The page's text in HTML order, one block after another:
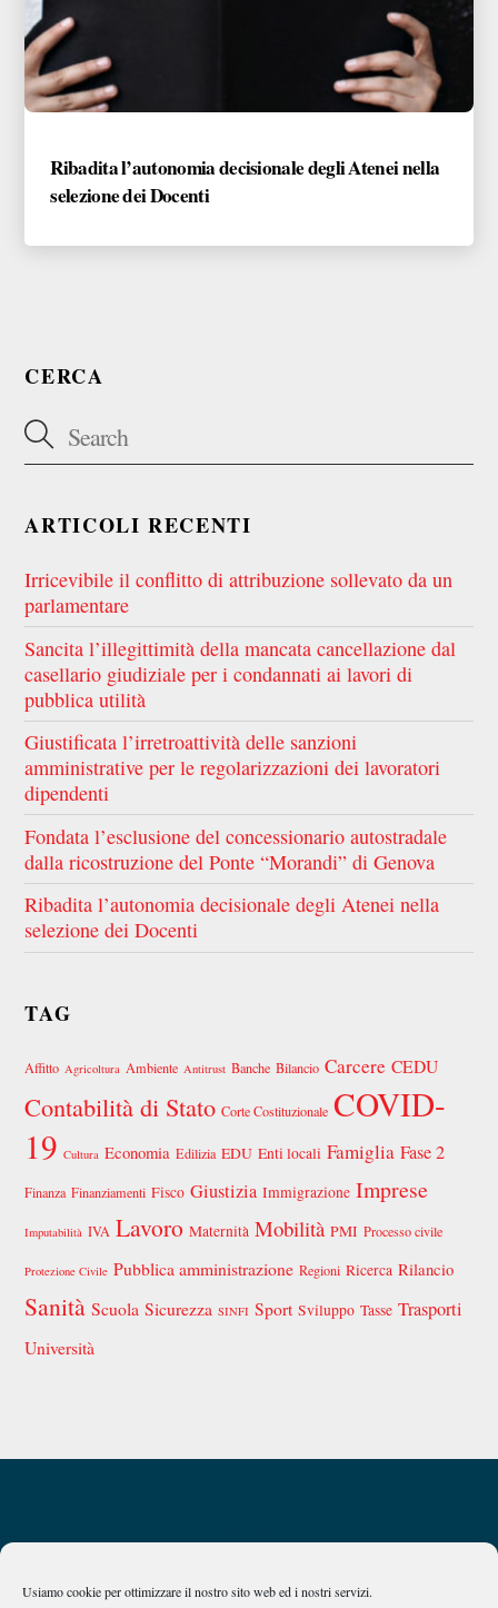
Usiamo cookie per ottimizzare il nostro sito web ed i nostri servizi.
Ribadita l’autonomia decisionale degli Atenei nella
selezione dei Docenti
CERCA
ARTICOLI RECENTI
Irricevibile il conflitto di attribuzione sollevato da un
parlamentare
Sancita l’illegittimità della mancata cancellazione dal
casellario giudiziale per i condannati ai lavori di
pubblica utilità
Giustificata l’irretroattività delle sanzioni
amministrative per le regolarizzazioni dei lavoratori
dipendenti
Fondata l’esclusione del concessionario autostradale
dalla ricostruzione del Ponte “Morandi” di Genova
Ribadita l’autonomia decisionale degli Atenei nella
selezione dei Docenti
TAG
Affitto Agricoltura Ambiente Antitrust Banche Bilancio Carcere CEDU
Contabilità di Stato Corte Costituzionale COVID-
19 Cultura Economia Edilizia EDU Enti locali Famiglia Fase 2
Finanza Finanziamenti Fisco Giustizia Immigrazione Imprese
Imputabilità IVA Lavoro Maternità Mobilità PMI Processo civile
Protezione Civile Pubblica amministrazione Regioni Ricerca Rilancio
Sanità Scuola Sicurezza SINFI Sport Sviluppo Tasse Trasporti
Università
Top
Privacy Policy Chi siamo